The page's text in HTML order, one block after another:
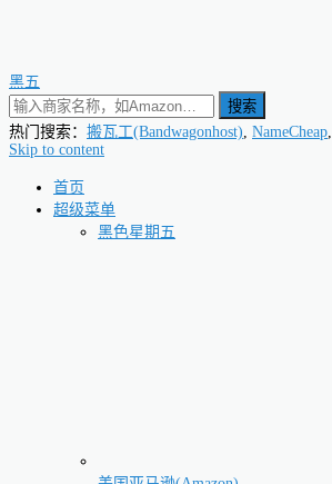
黑五
搜索
热门搜索： 搬瓦工(Bandwagonhost), NameCheap,
Skip to content
首页
超级菜单
黑色星期五